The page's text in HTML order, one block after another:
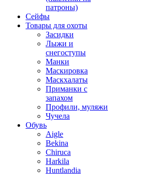
патроны)
Сейфы
Товары для охоты
Засидки
Лыжи и
снегоступы
Манки
Маскировка
Маскхалаты
Приманки с
запахом
Профили, муляжи
Чучела
Обувь
Aigle
Bekina
Chiruсa
Harkila
Huntlandia